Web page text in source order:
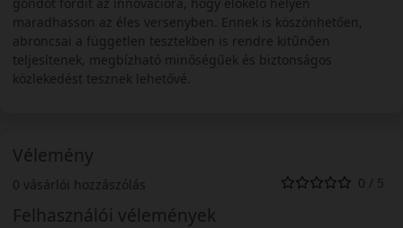
maradhasson az éles versenyben. Ennek is köszönhetően,
abroncsai a független tesztekben is rendre kitűnően
teljesítenek, megbízható minőségűek és biztonságos
közlekedést tesznek lehetővé.
Vélemény
0 vásárlói hozzászólás 0 / 5
Felhasználói vélemények